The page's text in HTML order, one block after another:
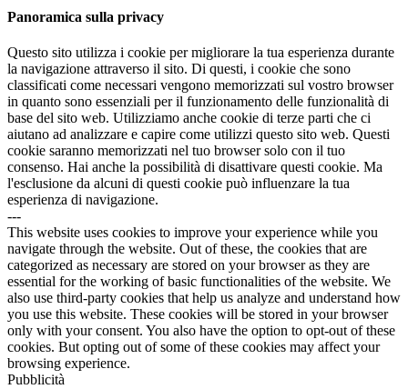
Panoramica sulla privacy
Questo sito utilizza i cookie per migliorare la tua esperienza durante
la navigazione attraverso il sito. Di questi, i cookie che sono
classificati come necessari vengono memorizzati sul vostro browser
in quanto sono essenziali per il funzionamento delle funzionalità di
base del sito web. Utilizziamo anche cookie di terze parti che ci
aiutano ad analizzare e capire come utilizzi questo sito web. Questi
cookie saranno memorizzati nel tuo browser solo con il tuo
consenso. Hai anche la possibilità di disattivare questi cookie. Ma
l'esclusione da alcuni di questi cookie può influenzare la tua
esperienza di navigazione.
---
This website uses cookies to improve your experience while you
navigate through the website. Out of these, the cookies that are
categorized as necessary are stored on your browser as they are
essential for the working of basic functionalities of the website. We
also use third-party cookies that help us analyze and understand how
you use this website. These cookies will be stored in your browser
only with your consent. You also have the option to opt-out of these
cookies. But opting out of some of these cookies may affect your
browsing experience.
Pubblicità